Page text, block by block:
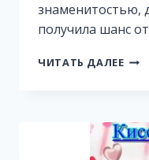
знаменитостью,
получила шанс
ЧИТАТЬ ДАЛЕЕ